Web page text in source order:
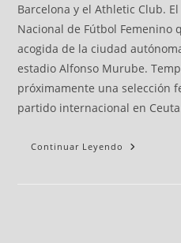
Barcelona y el Athletic Club.
Nacional de Fútbol Femenino
acogida de la ciudad
estadio Alfonso Murube.
próximamente una selección
partido internacional en
Continuar Leyendo